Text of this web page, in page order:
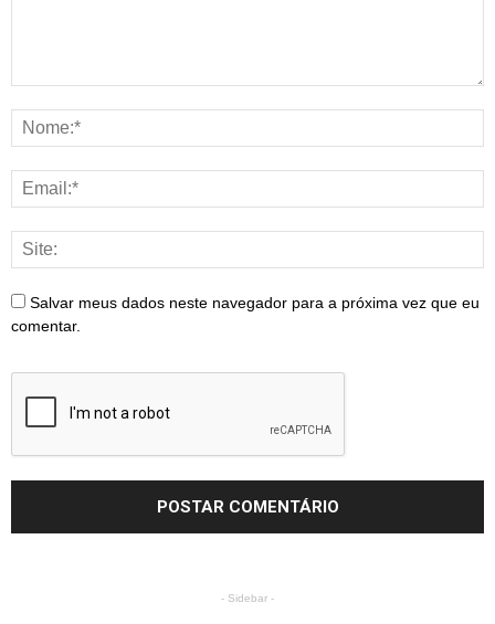
Salvar meus dados neste navegador para a próxima vez que eu
comentar.
- Sidebar -